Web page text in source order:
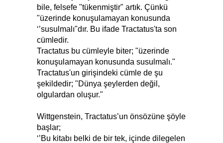
bile, felsefe "tükenmiştir" artık. Çünkü
"üzerinde konuşulamayan konusunda
‘’susulmalı"dır. Bu ifade Tractatus'ta son
cümledir.
Tractatus bu cümleyle biter; "üzerinde
konuşulamayan konusunda susulmalı."
Tractatus'un girişindeki cümle de şu
şekildedir; "Dünya şeylerden değil,
olgulardan oluşur."
Wittgenstein, Tractatus’un önsözüne şöyle
başlar;
‘’Bu kitabı belki de bir tek, içinde dilegelen